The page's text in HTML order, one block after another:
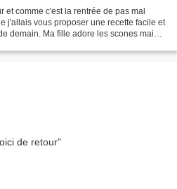
et comme c'est la rentrée de pas mal
j'allais vous proposer une recette facile et
demain. Ma fille adore les scones mais